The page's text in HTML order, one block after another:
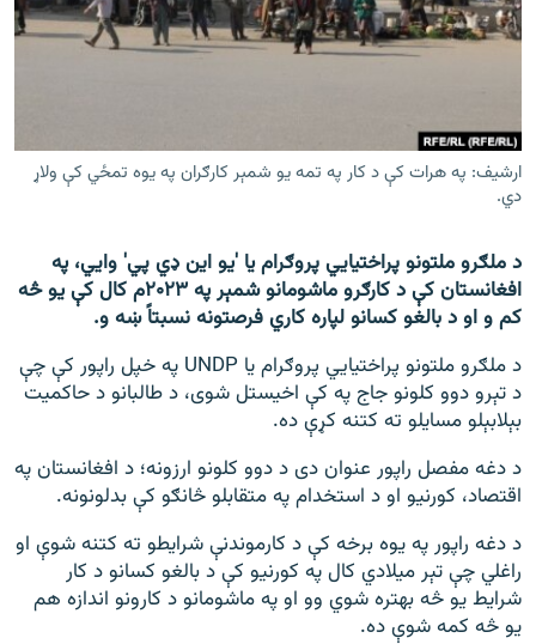
اړیکه
Azadi English
راسره ملګري شئ
د ازادې اروپا/ ازادي راډيو ټولې پاڼې
ارشیف: په هرات کې د کار په تمه یو شمېر کارګران په یوه تمځي کې ولاړ
دي.
د ملګرو ملتونو پراختیايي پروګرام یا 'یو این ډي پي' وايي، په
افغانستان کې د کارګرو ماشومانو شمېر په ۲۰۲۳م کال کې یو څه
کم و او د بالغو کسانو لپاره کاري فرصتونه نسبتاً ښه و.
د ملګرو ملتونو پراختیايي پروګرام یا UNDP په خپل راپور کې چې
د تېرو دوو کلونو جاج په کې اخیستل شوی، د طالبانو د حاکمیت
بېلابېلو مسایلو ته کتنه کړې ده.
د دغه مفصل راپور عنوان دی د دوو کلونو ارزونه؛ د افغانستان په
اقتصاد، کورنیو او د استخدام په متقابلو څانګو کې بدلونونه.
د دغه راپور په یوه برخه کې د کارموندنې شرایطو ته کتنه شوې او
راغلي چې تېر میلادي کال په کورنیو کې د بالغو کسانو د کار
شرایط یو څه بهتره شوي وو او په ماشومانو د کارونو اندازه هم
یو څه کمه شوې ده.